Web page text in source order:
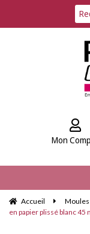
Mon
Accueil Moules
en papier plissé blanc 45